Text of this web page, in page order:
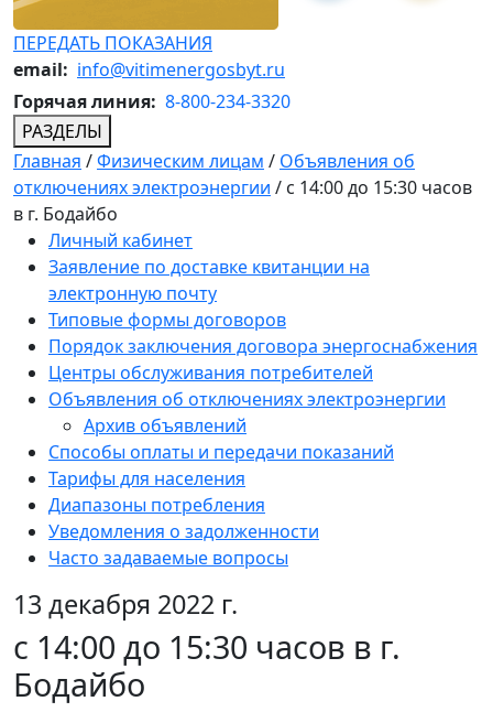
ПЕРЕДАТЬ ПОКАЗАНИЯ
email: info@vitimenergosbyt.ru
Горячая линия: 8-800-234-3320
РАЗДЕЛЫ
Главная /Физическим лицам / Объявления об
отключениях электроэнергии / с 14:00 до 15:30 часов
в г. Бодайбо
Личный кабинет
Заявление по доставке квитанции на
электронную почту
Типовые формы договоров
Порядок заключения договора энергоснабжения
Центры обслуживания потребителей
Объявления об отключениях электроэнергии
Архив объявлений
Способы оплаты и передачи показаний
Тарифы для населения
Диапазоны потребления
Уведомления о задолженности
Часто задаваемые вопросы
13 декабря 2022 г.
с 14:00 до 15:30 часов в г.
Бодайбо